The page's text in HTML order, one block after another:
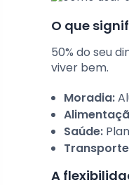
O que
50% do seu
viver bem.
Moradia:
Saúde:
A